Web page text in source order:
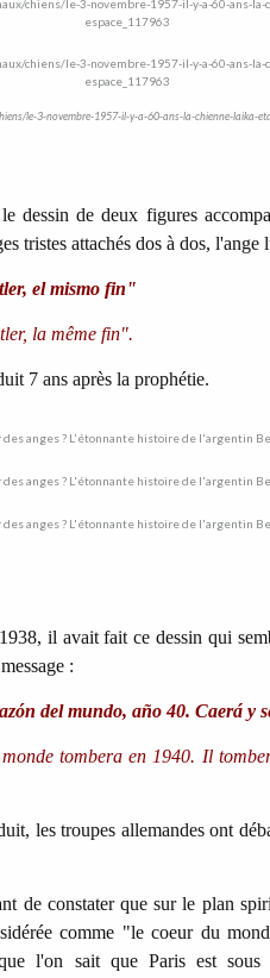
le-3-novembre-1957-il-y-a-60-ans-la-chienne-laika-
dessin de deux figures
tristes attachés dos à dos, l'ange
el mismo fin"
la même fin".
7 ans après la prophétie.
il avait fait ce dessin qui
:
del mundo, año 40. Caerá y
tombera en 1940. Il
les troupes allemandes ont
de constater que sur le plan
comme "le coeur du
l'on sait que Paris est